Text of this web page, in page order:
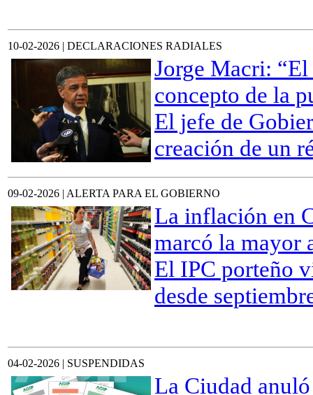
10-02-2026 | DECLARACIONES RADIALES
Jorge Macri:
concepto de la
El jefe de
creación de un
09-02-2026 | ALERTA PARA EL GOBIERNO
La inflación en
marcó la mayor
El IPC porteño
desde
04-02-2026 | SUSPENDIDAS
La Ciudad